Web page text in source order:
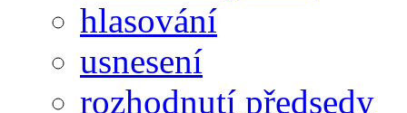
hlasování
usnesení
rozhodnutí předsedy